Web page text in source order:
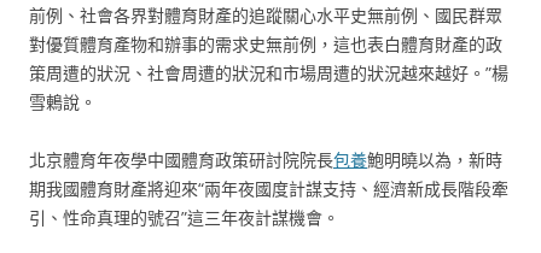
前例、社會各界對體育財產的追蹤關心水平史無前例、國民群眾
對優質體育產物和辦事的需求史無前例，這也表白體育財產的政
策周遭的狀況、社會周遭的狀況和市場周遭的狀況越來越好。”楊
雪鶇說。
北京體育年夜學中國體育政策研討院院長包養鮑明曉以為，新時
期我國體育財產將迎來“兩年夜國度計謀支持、經濟新成長階段牽
引、性命真理的號召”這三年夜計謀機會。